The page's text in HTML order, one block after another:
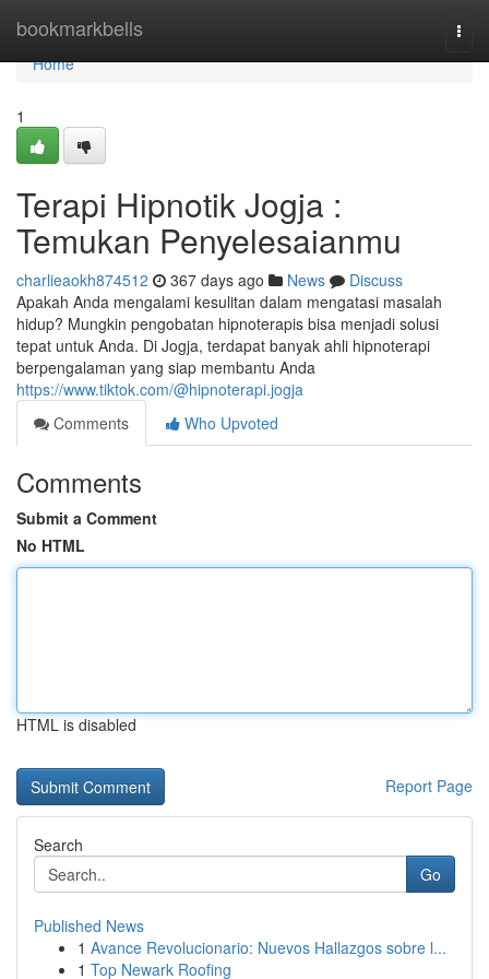
bookmarkbells
Home
Home
1
Terapi Hipnotik Jogja :
Temukan Penyelesaianmu
charlieaokh874512 367 days ago News
Discuss
Apakah Anda mengalami kesulitan dalam mengatasi masalah
hidup? Mungkin pengobatan hipnoterapis bisa menjadi solusi
tepat untuk Anda. Di Jogja, terdapat banyak ahli hipnoterapi
berpengalaman yang siap membantu Anda
https://www.tiktok.com/@hipnoterapi.jogja
Comments
Who Upvoted
Comments
Submit a Comment
No HTML
HTML is disabled
Report Page
Search
Go
Published News
1 Avance Revolucionario: Nuevos Hallazgos sobre l...
1 Top Newark Roofing